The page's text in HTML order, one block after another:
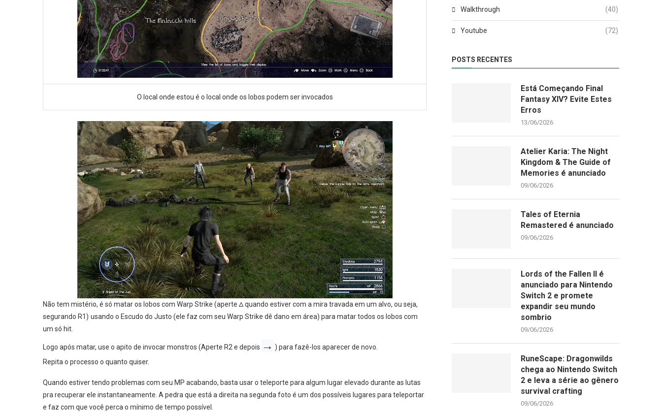
O local onde estou é o local onde os lobos podem ser invocados
Não tem mistério, é só matar os lobos com Warp Strike (aperte Δquando estiver com a mira travada em um alvo, ou seja,
segurando R1) usando o Escudo do Justo (ele faz com seu Warp Strike dê dano em área) para matar todos os lobos com
um só hit.
Logo após matar, use o apito de invocar monstros (Aperte R2 e depois → ) para fazê-los aparecer de novo.
Repita o processo o quanto quiser.
Quando estiver tendo problemas com seu MP acabando, basta usar o teleporte para algum lugar elevado durante as lutas
pra recuperar ele instantaneamente. A pedra que está a direita na segunda foto é um dos possíveis lugares para teleportar
e faz com que você perca o mínimo de tempo possível.
Walkthrough (40)
Youtube (72)
POSTS RECENTES
Está Começando Final
Fantasy XIV? Evite Estes
Erros
13/06/2026
Atelier Karia: The Night
Kingdom & The Guide of
Memories é anunciado
09/06/2026
Tales of Eternia
Remastered é anunciado
09/06/2026
Lords of the Fallen II é
anunciado para Nintendo
Switch 2 e promete
expandir seu mundo
sombrio
09/06/2026
RuneScape: Dragonwilds
chega ao Nintendo Switch
2 e leva a série ao gênero
survival crafting
09/06/2026